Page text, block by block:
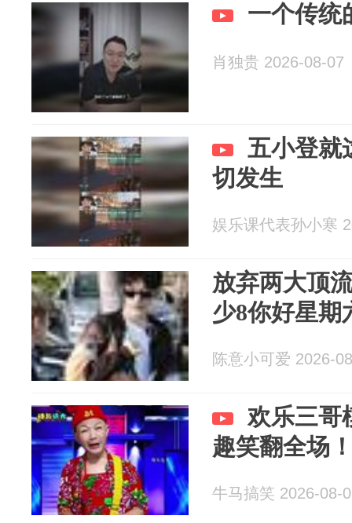
一个传统
肖独贵 2026-08-07
五小登就
切发生
娱乐课代表孙小寒
放弃两大顶
少8你好星期
陈意小可爱 2026-
欢乐三哥
趣笑翻全场
牛马搞笑 2026-08-